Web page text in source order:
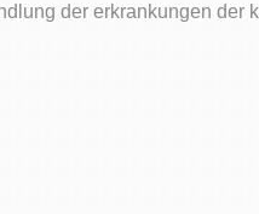
der erkrankungen der